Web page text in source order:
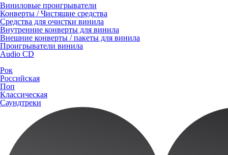
Виниловые проигрыватели
Конверты / Чистящие средства
Средства для очистки винила
Внутренние конверты для винила
Внешние конверты / пакеты для винила
Проигрыватели винила
Audio CD
Рок
Российская
Поп
Классическая
Саундтреки